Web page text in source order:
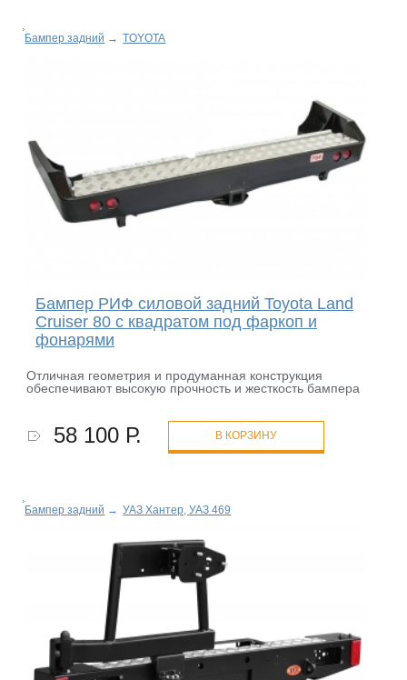
Бампер задний → TOYOTA
Бампер РИФ силовой задний Toyota Land
Cruiser 80 с квадратом под фаркоп и
фонарями
Отличная геометрия и продуманная конструкция
обеспечивают высокую прочность и жесткость бампера
58 100 Р. В КОРЗИНУ
Бампер задний → УАЗ Хантер, УАЗ 469